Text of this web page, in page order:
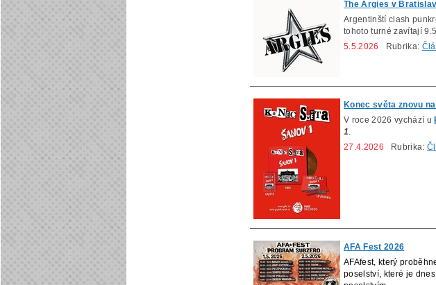
The Argies v
Argentinští clash
tohoto turné zavítají
5.5.2026
Rubrika:
Konec světa znovu
V roce 2026 vychází u
1.
27.4.2026 Rubrika:
AFA Fest 2026
AFAfest, který
poselství, které je